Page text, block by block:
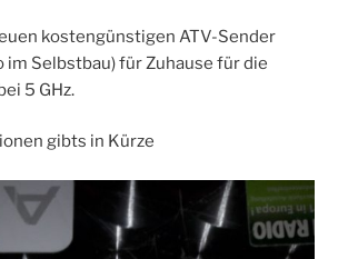
kostengünstigen ATV-Sender
im Selbstbau) für Zuhause für die
5 GHz.
gibts in Kürze